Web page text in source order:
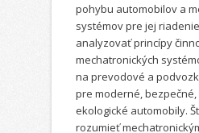
pohybu automobilov a
systémov pre jej
analyzovať princípy
mechatronických
na prevodové a
pre moderné,
ekologické automobily.
rozumieť